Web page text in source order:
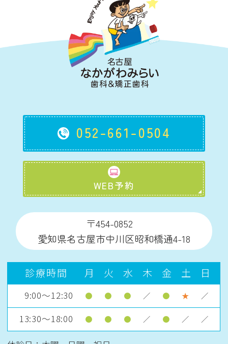
052-661-0504
WEB予約
〒454-0852
愛知県名古屋市中川区昭和橋通4-18
診療時間 月 火 水 木 金 土 日
9:00～12:30 ● ● ● ／ ● ★ ／
13:30～18:00 ● ● ● ／ ● ／ ／